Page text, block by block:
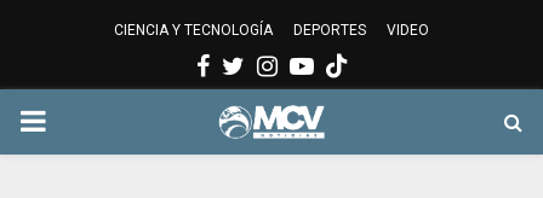
CIENCIA Y TECNOLOGÍA DEPORTES VIDEO
Facebook
Twitter
Instagram
Youtube
PRIMARY